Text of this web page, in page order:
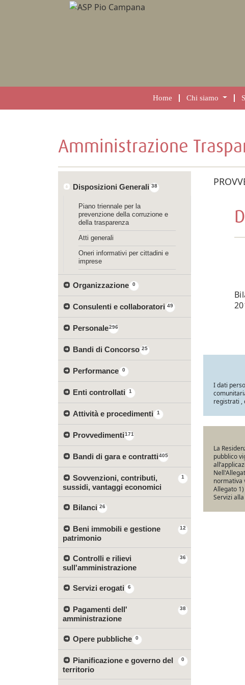
Home Chi siamo
Amministrazione
38
Disposizioni Generali
Piano triennale per la
prevenzione della corruzione e
della trasparenza
Atti generali
Oneri informativi per cittadini e
imprese
0
Organizzazione
49
Consulenti e collaboratori
296
Personale
25
Bandi di Concorso
0
Performance
1
Enti controllati
1
Attività e procedimenti
171
Provvedimenti
405
Bandi di gara e contratti
1
Sovvenzioni, contributi,
sussidi, vantaggi economici
26
Bilanci
12
Beni immobili e gestione
patrimonio
36
Controlli e rilievi
sull'amministrazione
6
Servizi erogati
38
Pagamenti dell'
amministrazione
0
Opere pubbliche
0
Pianificazione e governo del
territorio
I dati
registrati ,
La
pubblico
normativa
Allegato
Servizi